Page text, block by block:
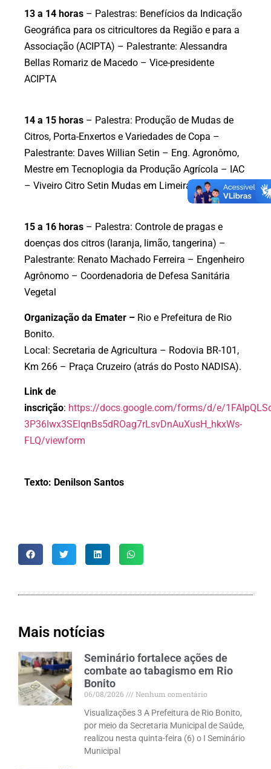
13 a 14 horas – Palestras: Benefícios da Indicação
Geográfica para os citricultores da Região e para a
Associação (ACIPTA) – Palestrante: Alessandra
Bellas Romariz de Macedo – Vice-presidente
ACIPTA
14 a 15 horas – Palestra: Produção de Mudas de
Citros, Porta-Enxertos e Variedades de Copa –
Palestrante: Daves Willian Setin – Eng. Agronômo,
Mestre em Tecnoplogia da Produção Agrícola – IAC
– Viveiro Citro Setin Mudas em Limeira São Paulo
15 a 16 horas – Palestra: Controle de pragas e
doenças dos citros (laranja, limão, tangerina) –
Palestrante: Renato Machado Ferreira – Engenheiro
Agrônomo – Coordenadoria de Defesa Sanitária
Vegetal
Organização da Emater – Rio e Prefeitura de Rio
Bonito.
Local: Secretaria de Agricultura – Rodovia BR-101,
Km 266 – Praça Cruzeiro (atrás do Posto NADISA).
Link de
inscrição: https://docs.google.com/forms/d/e/
3P36Iwx3SElqnBs5dROag7rLsvDnAuXusH_hkxWs-
FLQ/viewform
Texto: Denilson Santos
Mais notícias
Seminário fortalece ações de
combate ao tabagismo em Rio
Bonito
06/08/2026
Nenhum comentário
Visualizações 3 A Prefeitura de Rio Bonito,
por meio da Secretaria Municipal de Saúde,
realizou nesta quinta-feira (6) o I Seminário
Municipal